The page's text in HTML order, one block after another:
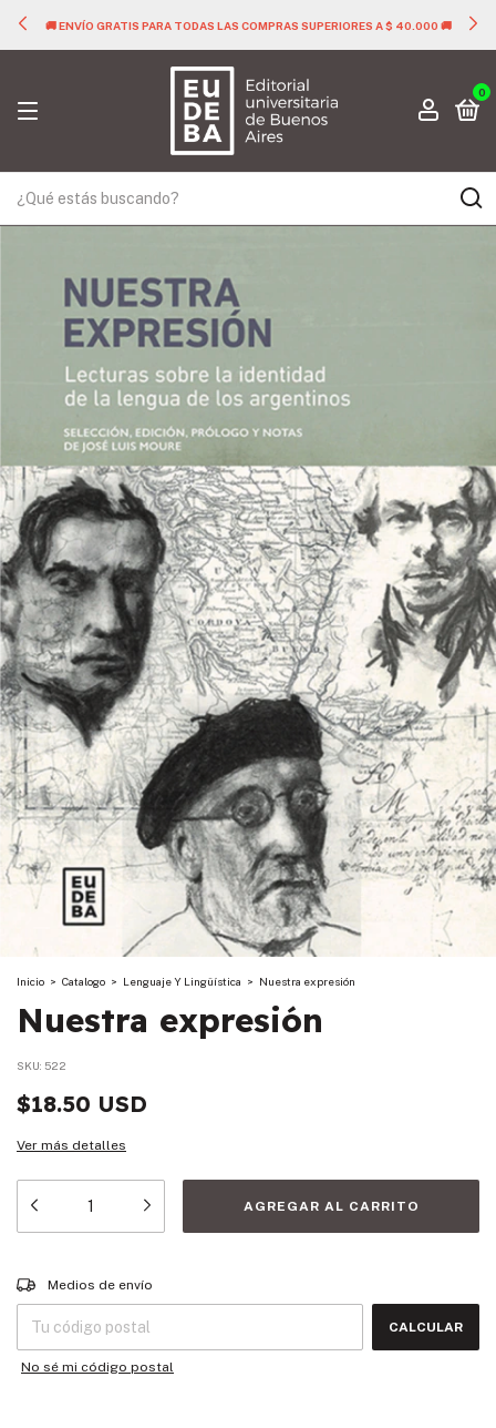
🚚 ENVÍO GRATIS PARA TODAS LAS COMPRAS SUPERIORES A $ 40.000 🚚
0
Inicio > Catalogo > Lenguaje Y Lingüística > Nuestra expresión
Nuestra expresión
SKU: 522
$18.50 USD
Ver más detalles
Entregas para el CP:
Medios de envío
CALCULAR
No sé mi código postal